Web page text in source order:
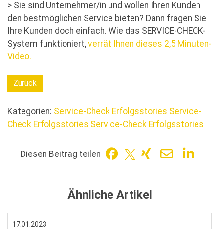
> Sie sind Unternehmer/in und wollen Ihren Kunden
den bestmöglichen Service bieten? Dann fragen Sie
Ihre Kunden doch einfach. Wie das SERVICE-CHECK-
System funktioniert, verrät Ihnen dieses 2,5 Minuten-
Video.
Zurück
Kategorien: Service-Check Erfolgsstories Service-
Check Erfolgsstories Service-Check Erfolgsstories
Diesen Beitrag teilen
Ähnliche Artikel
17.01.2023